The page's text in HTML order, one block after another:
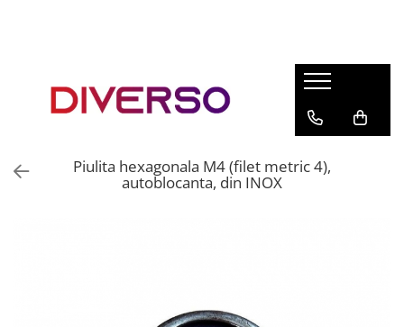
ASA
Piulita hexagonala M4 (filet metric 4),
autoblocanta, din INOX